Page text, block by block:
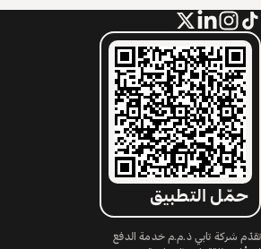
حمّل التطبيق
تقدّم شركة تابي ذ.م.م خدمة الدفع